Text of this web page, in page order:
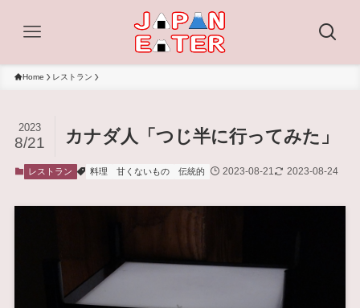
Home レストラン
カナダ人「つじ半に行ってみた」
2023
8/21
レストラン 料理 甘くないもの 伝統的 2023-08-21 2023-08-24